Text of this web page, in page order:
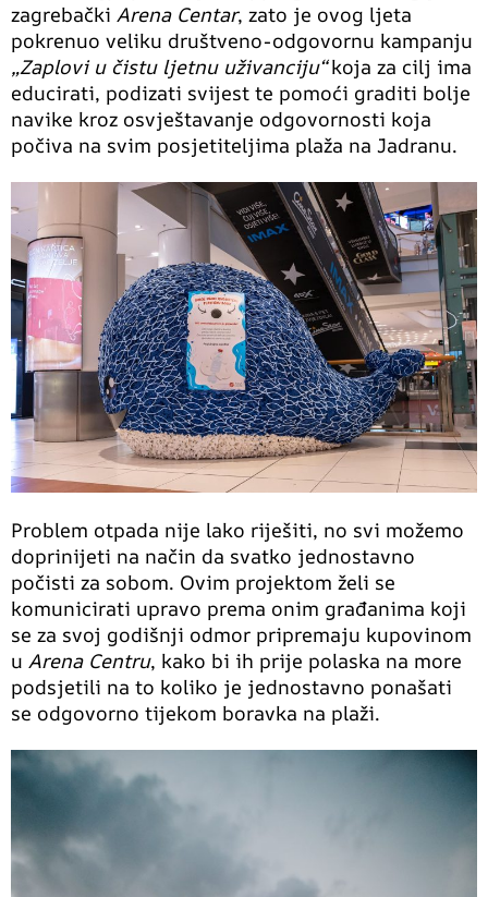
zagrebački Arena Centar, zato je ovog ljeta
pokrenuo veliku društveno-odgovornu kampanju
„Zaplovi u čistu ljetnu uživanciju“koja za cilj ima
educirati, podizati svijest te pomoći graditi bolje
navike kroz osvještavanje odgovornosti koja
počiva na svim posjetiteljima plaža na Jadranu.
Problem otpada nije lako riješiti, no svi možemo
doprinijeti na način da svatko jednostavno
počisti za sobom. Ovim projektom želi se
komunicirati upravo prema onim građanima koji
se za svoj godišnji odmor pripremaju kupovinom
u Arena Centru, kako bi ih prije polaska na more
podsjetili na to koliko je jednostavno ponašati
se odgovorno tijekom boravka na plaži.